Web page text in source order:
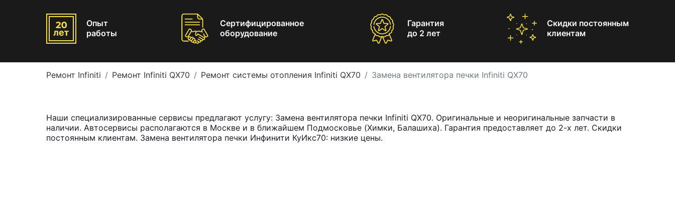
Опыт
работы
Сертифицированное
оборудование
Гарантия
до 2 лет
Скидки постоянным
клиентам
Ремонт Infiniti Ремонт Infiniti QX70 Ремонт системы отопления Infiniti QX70 Замена вентилятора печки Infiniti QX70
Наши специализированные сервисы предлагают услугу: Замена вентилятора печки Infiniti QX70. Оригинальные и неоригинальные запчасти в
наличии. Автосервисы располагаются в Москве и в ближайшем Подмосковье (Химки, Балашиха). Гарантия предоставляет до 2-х лет. Скидки
постоянным клиентам. Замена вентилятора печки Инфинити КуИкс70: низкие цены.